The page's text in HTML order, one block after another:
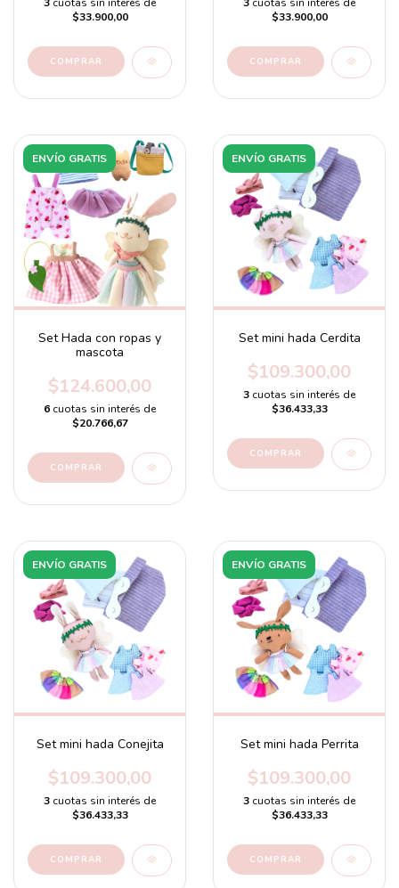
$33.900,00
$33.900,00
ENVÍO GRATIS
Set Hada con ropas y
mascota
$124.600,00
6 cuotas sin interés de
$20.766,67
ENVÍO GRATIS
Set mini hada Cerdita
$109.300,00
3 cuotas sin interés de
$36.433,33
ENVÍO GRATIS
Set mini hada Conejita
$109.300,00
3 cuotas sin interés de
$36.433,33
ENVÍO GRATIS
Set mini hada Perrita
$109.300,00
3 cuotas sin interés de
$36.433,33